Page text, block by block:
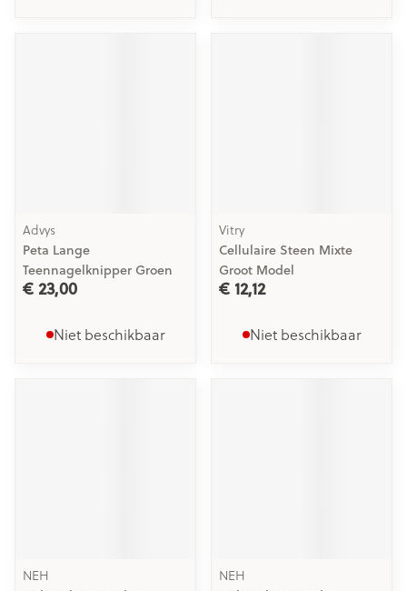
Advys
Peta Lange
Teennagelknipper Groen
€ 23,00
Niet beschikbaar
Vitry
Cellulaire Steen Mixte
Groot Model
€ 12,12
Niet beschikbaar
NEH NEH